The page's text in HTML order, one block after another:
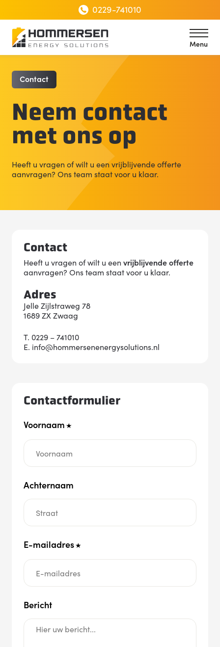
0229-741010
Menu
Home Contact
Contact
Neem contact
met ons op
Heeft u vragen of wilt u een vrijblijvende offerte
aanvragen? Ons team staat voor u klaar.
Contact
Heeft u vragen of wilt u een vrijblijvende offerte
aanvragen? Ons team staat voor u klaar.
Adres
Jelle Zijlstraweg 78
1689 ZX Zwaag
T. 0229 – 741010
E. info@hommersenenergysolutions.nl
Contactformulier
Voornaam *
Achternaam
E-mailadres*
Bericht